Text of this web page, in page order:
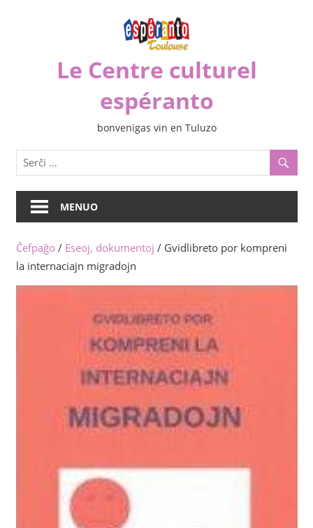
Le Centre culturel
espéranto
bonvenigas vin en Tuluzo
MENUO
Ĉefpaĝo / Eseoj, dokumentoj / Gvidlibreto por kompreni
la internaciajn migradojn